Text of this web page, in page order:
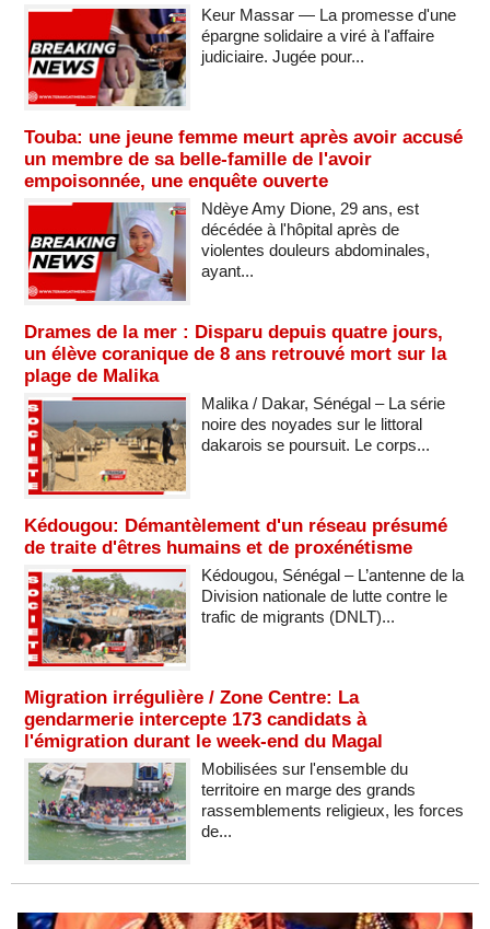
Keur Massar — La promesse d'une
épargne solidaire a viré à l'affaire
judiciaire. Jugée pour...
Touba: une jeune femme meurt après avoir accusé
un membre de sa belle-famille de l'avoir
empoisonnée, une enquête ouverte
Ndèye Amy Dione, 29 ans, est
décédée à l'hôpital après de
violentes douleurs abdominales,
ayant...
Drames de la mer : Disparu depuis quatre jours,
un élève coranique de 8 ans retrouvé mort sur la
plage de Malika
Malika / Dakar, Sénégal – La série
noire des noyades sur le littoral
dakarois se poursuit. Le corps...
Kédougou: Démantèlement d'un réseau présumé
de traite d'êtres humains et de proxénétisme
Kédougou, Sénégal – L’antenne de la
Division nationale de lutte contre le
trafic de migrants (DNLT)...
Migration irrégulière / Zone Centre: La
gendarmerie intercepte 173 candidats à
l'émigration durant le week-end du Magal
Mobilisées sur l'ensemble du
territoire en marge des grands
rassemblements religieux, les forces
de...